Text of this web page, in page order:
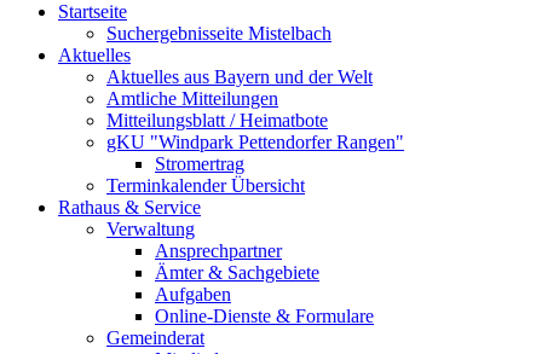
Startseite
Suchergebnisseite Mistelbach
Aktuelles
Aktuelles aus Bayern und der Welt
Amtliche Mitteilungen
Mitteilungsblatt / Heimatbote
gKU "Windpark Pettendorfer Rangen"
Stromertrag
Terminkalender Übersicht
Rathaus & Service
Verwaltung
Ansprechpartner
Ämter & Sachgebiete
Aufgaben
Online-Dienste & Formulare
Gemeinderat